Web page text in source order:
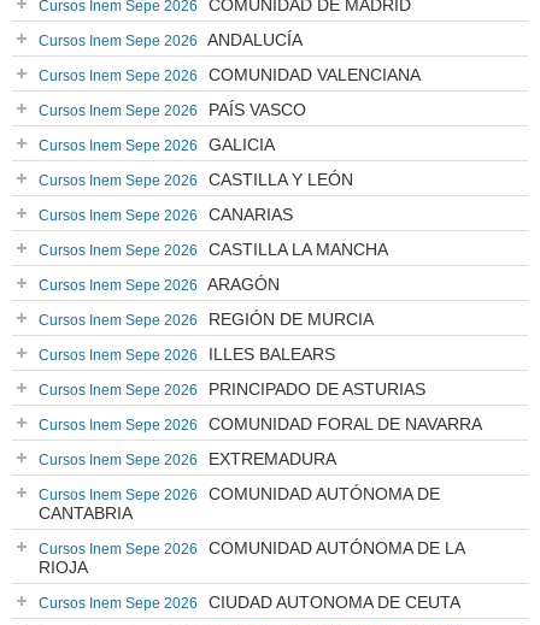
Cursos Inem Sepe 2026 COMUNIDAD DE MADRID
Cursos Inem Sepe 2026 ANDALUCÍA
Cursos Inem Sepe 2026 COMUNIDAD VALENCIANA
Cursos Inem Sepe 2026 PAÍS VASCO
Cursos Inem Sepe 2026 GALICIA
Cursos Inem Sepe 2026 CASTILLA Y LEÓN
Cursos Inem Sepe 2026 CANARIAS
Cursos Inem Sepe 2026 CASTILLA LA MANCHA
Cursos Inem Sepe 2026 ARAGÓN
Cursos Inem Sepe 2026 REGIÓN DE MURCIA
Cursos Inem Sepe 2026 ILLES BALEARS
Cursos Inem Sepe 2026 PRINCIPADO DE ASTURIAS
Cursos Inem Sepe 2026 COMUNIDAD FORAL DE NAVARRA
Cursos Inem Sepe 2026 EXTREMADURA
Cursos Inem Sepe 2026
COMUNIDAD AUTÓNOMA DE
CANTABRIA
Cursos Inem Sepe 2026
COMUNIDAD AUTÓNOMA DE LA
RIOJA
Cursos Inem Sepe 2026 CIUDAD AUTONOMA DE CEUTA